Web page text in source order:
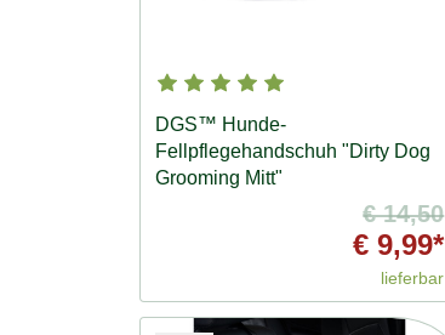
DGS™ Hunde-
Fellpflegehandschuh "Dirty Dog
Grooming Mitt"
€ 14,50
€ 9,99*
lieferbar